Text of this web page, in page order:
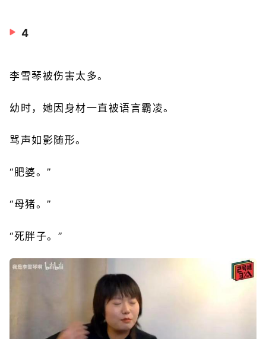
4
李雪琴被伤害太多。
幼时，她因身材一直被语言霸凌。
骂声如影随形。
“肥婆。”
“母猪。”
“死胖子。”